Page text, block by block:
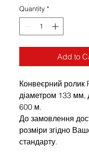
Quantity *
Add to
Конвеєрний ролик
діаметром 133
600 м.
До замовлення
розміри згідно
стандарту.